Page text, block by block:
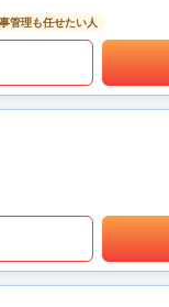
管理も任せたい人